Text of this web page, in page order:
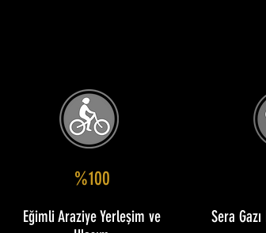
%100
Eğimli Araziye Yerleşim ve
Sera Gazı